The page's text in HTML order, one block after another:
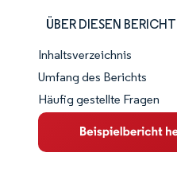
ÜBER DIESEN BERICHT
Marktschnappschuss
Marktübersicht
Wichtige Markttrends
Inhaltsverzeichnis
Umfang des Berichts
Häufig gestellte Fragen